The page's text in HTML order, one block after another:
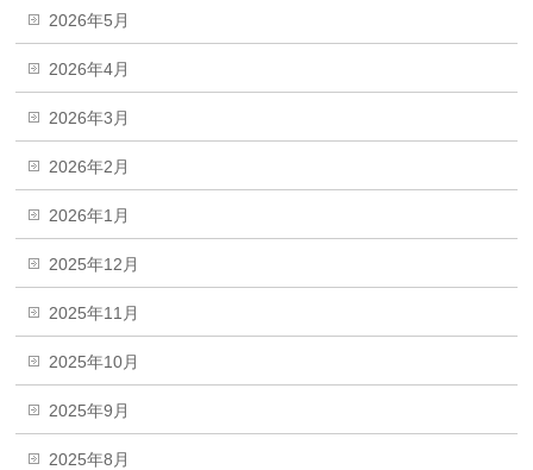
2026年5月
2026年4月
2026年3月
2026年2月
2026年1月
2025年12月
2025年11月
2025年10月
2025年9月
2025年8月